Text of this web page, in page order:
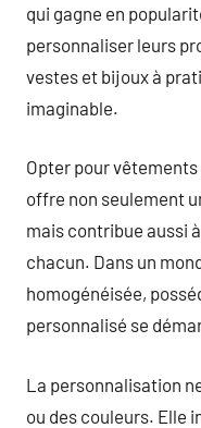
qui gagne en
personnaliser leurs
vestes et bijoux à
imaginable.
Opter pour
offre non seulement
mais contribue aussi
chacun. Dans un
homogénéisée,
personnalisé se
La personnalisation
ou des couleurs. Elle